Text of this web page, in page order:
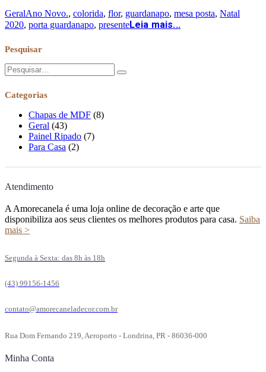
GeralAno Novo., colorida, flor, guardanapo, mesa posta, Natal
2020, porta guardanapo, presenteLeia mais...
Pesquisar
Categorias
Chapas de MDF (8)
Geral (43)
Painel Ripado (7)
Para Casa (2)
Atendimento
A Amorecanela é uma loja online de decoração e arte que
disponibiliza aos seus clientes os melhores produtos para casa. Saiba
mais >
Segunda à Sexta: das 8h às 18h
(43) 99156-1456
contato@amorecaneladecor.com.br
Rua Dom Fernando 219, Aeroporto - Londrina, PR - 86036-000
Minha Conta